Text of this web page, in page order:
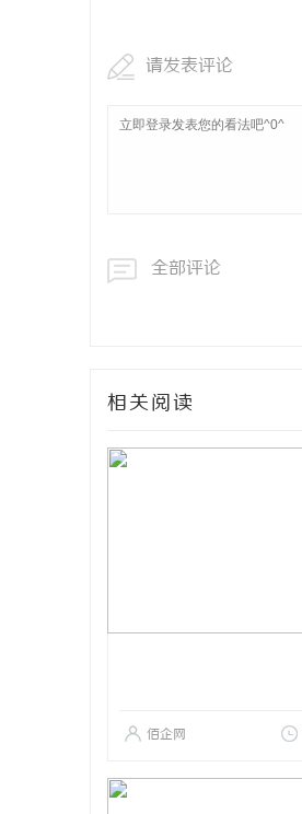
请发表评论
全部评论
相关阅读
佰企网